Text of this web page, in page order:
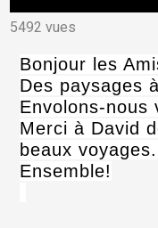
5492 vues
Bonjour les
Des paysages
Envolons-nous
Merci à David
beaux voyages.
Ensemble!